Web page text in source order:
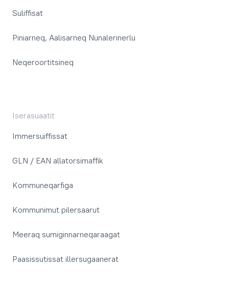
Suliffisat
Piniarneq, Aalisarneq Nunalerinerlu
Neqeroortitsineq
Iserasuaatit
Immersuiffissat
GLN / EAN allatorsimaffik
Kommuneqarfiga
Kommunimut pilersaarut
Meeraq sumiginnarneqaraagat
Paasissutissat illersugaanerat